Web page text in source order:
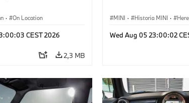
· On Location
CEST 2026
2,3 MB
MINI · Historia MINI ·
Wed Aug 05 23:00:02